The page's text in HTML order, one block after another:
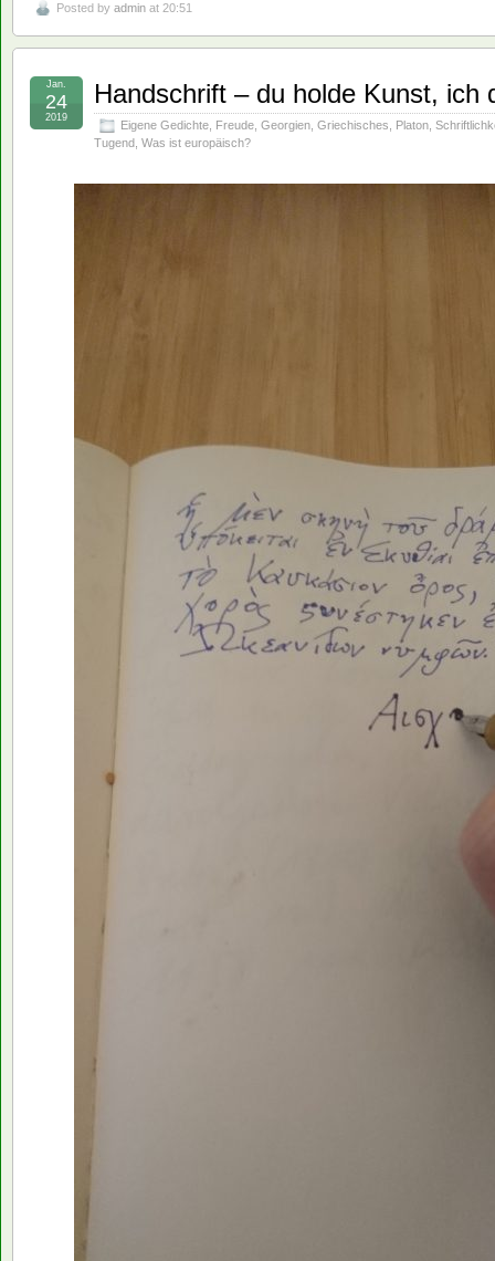
Posted by admin at 20:51
Handschrift – du holde Kunst, ich
Eigene Gedichte Freude Georgien Griechisches Platon
Tugend Was ist europäisch?
Jan.
24
2019